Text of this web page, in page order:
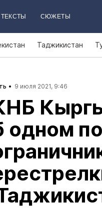
ТЕКСТЫ СЮЖЕТЫ
Таджикистан
9 июля 2021, 9:46
одном